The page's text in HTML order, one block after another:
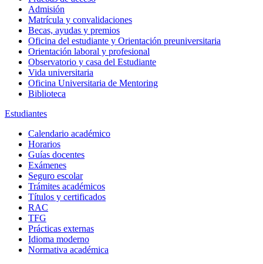
Admisión
Matrícula y convalidaciones
Becas, ayudas y premios
Oficina del estudiante y Orientación preuniversitaria
Orientación laboral y profesional
Observatorio y casa del Estudiante
Vida universitaria
Oficina Universitaria de Mentoring
Biblioteca
Estudiantes
Calendario académico
Horarios
Guías docentes
Exámenes
Seguro escolar
Trámites académicos
Títulos y certificados
RAC
TFG
Prácticas externas
Idioma moderno
Normativa académica